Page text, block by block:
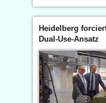
Heidelberg
Dual-Use-Ansatz